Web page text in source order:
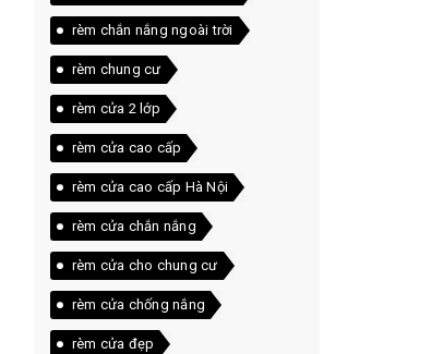
rèm chắn nắng ngoài trời
rèm chung cư
rèm cửa 2 lớp
rèm cửa cao cấp
rèm cửa cao cấp Hà Nội
rèm cửa chắn nắng
rèm cửa cho chung cư
rèm cửa chống nắng
rèm cửa đẹp